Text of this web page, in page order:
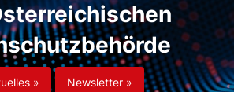
» Newsletter »